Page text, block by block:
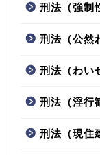
刑法（強制
刑法（公然
刑法（わい
刑法（淫行
刑法（現住